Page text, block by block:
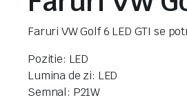
Faruri VW Golf 6 LED GTI se
Pozitie: LED
Lumina de zi: LED
Semnal: P21W